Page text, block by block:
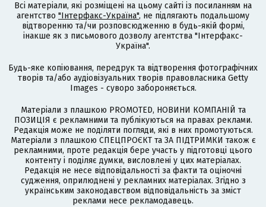
Всі матеріали, які розміщені на цьому сайті із посиланням на
агентство "Інтерфакс-Україна", не підлягають подальшому
відтворенню та/чи розповсюдженню в будь-якій формі,
інакше як з письмового дозволу агентства "Інтерфакс-
Україна".
Будь-яке копіювання, передрук та відтворення фотографічних
творів та/або аудіовізуальних творів правовласника Getty
Images - суворо забороняється.
Матеріали з плашкою PROMOTED, НОВИНИ КОМПАНІЙ та
ПОЗИЦІЯ є рекламними та публікуються на правах реклами.
Редакція може не поділяти погляди, які в них промотуються.
Матеріали з плашкою СПЕЦПРОЄКТ та ЗА ПІДТРИМКИ також є
рекламними, проте редакція бере участь у підготовці цього
контенту і поділяє думки, висловлені у цих матеріалах.
Редакція не несе відповідальності за факти та оціночні
судження, оприлюднені у рекламних матеріалах. Згідно з
українським законодавством відповідальність за зміст
реклами несе рекламодавець.